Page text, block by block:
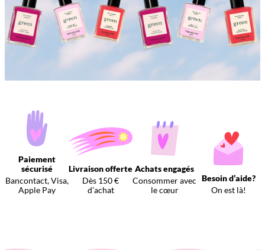
Paiement
sécurisé
Bancontact, Visa,
Apple Pay
Livraison offerte
Dès 150 €
d’achat
Achats engagés
Consommer avec
le cœur
Besoin d’aide?
On est là!